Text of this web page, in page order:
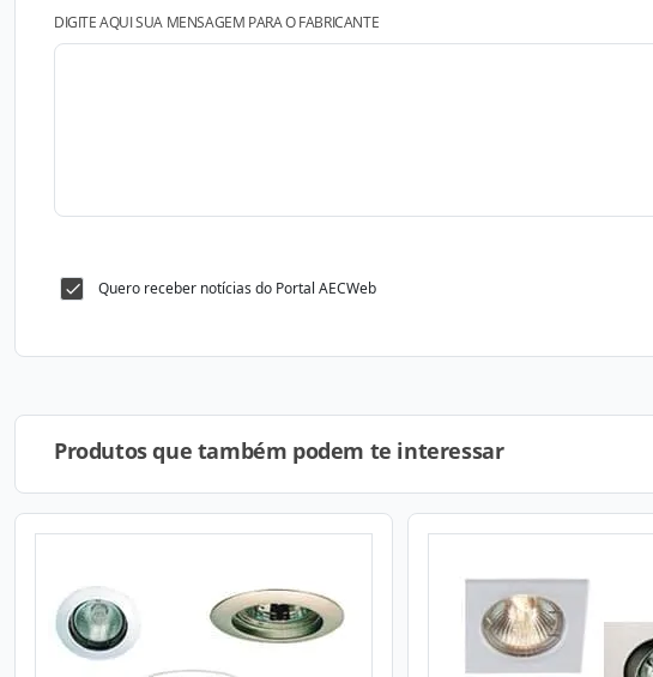
DIGITE AQUI SUA MENSAGEM PARA O FABRICANTE
Quero receber notícias do Portal AECWeb
Produtos que também podem te interessar